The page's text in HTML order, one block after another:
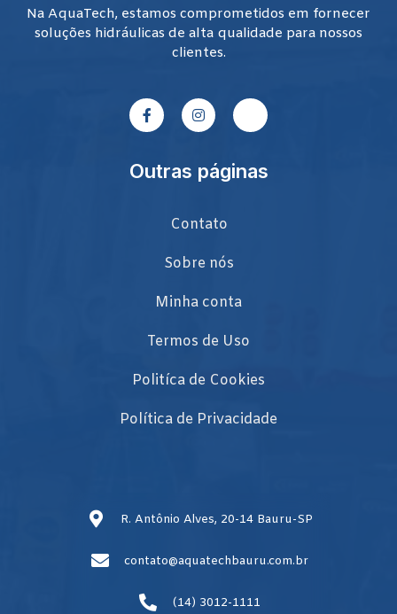
Na AquaTech, estamos comprometidos em fornecer
soluções hidráulicas de alta qualidade para nossos
clientes.
Outras páginas
Contato
Sobre nós
Minha conta
Termos de Uso
Politíca de Cookies
Política de Privacidade
R. Antônio Alves, 20-14 Bauru-SP
contato@aquatechbauru.com.br
(14) 3012-1111